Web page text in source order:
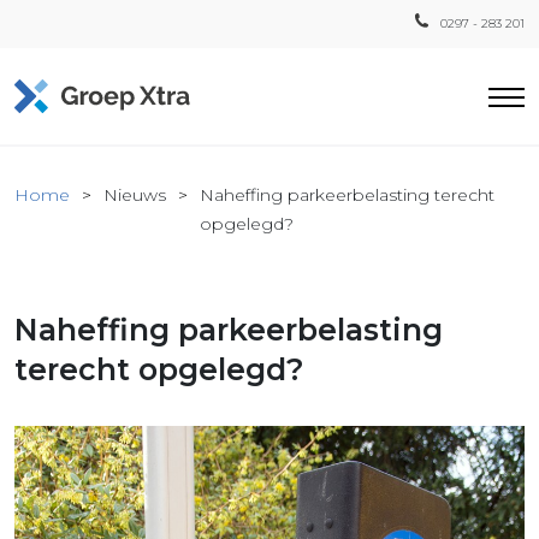
0297 - 283 201
Xtra
Home Nieuws
Naheffing parkeerbelasting terecht
opgelegd?
Naheffing parkeerbelasting
terecht opgelegd?